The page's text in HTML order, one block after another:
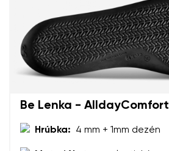
Be Lenka - AlldayComfort
Hrúbka: 4 mm + 1mm dezén